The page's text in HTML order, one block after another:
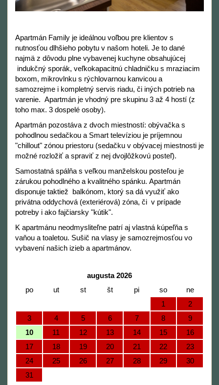
Apartmán Family je ideálnou voľbou pre klientov s
nutnosťou dlhšieho pobytu v našom hoteli. Je to dané
najmä z dôvodu plne vybavenej kuchyne obsahujúcej
indukčný sporák, veľkokapacitnú chladničku s mraziacim
boxom, mikrovlnku s rýchlovarnou kanvicou a
samozrejme i kompletný servis riadu, či iných potrieb na
varenie. Apartmán je vhodný pre skupinu 3 až 4 hostí (z
toho max. 3 dospelé osoby).
Apartmán pozostáva z dvoch miestností: obývačka s
pohodlnou sedačkou a Smart televíziou je príjemnou
"chillout" zónou priestoru (sedačku v obývacej miestnosti je
možné rozložiť a spraviť z nej dvojlôžkovú posteľ).
Samostatná spálňa s veľkou manželskou posteľou je
zárukou pohodlného a kvalitného spánku. Apartmán
disponuje taktiež balkónom, ktorý sa dá využiť ako
privátna oddychová (exteriérová) zóna, či v prípade
potreby i ako fajčiarsky "kútik".
K apartmánu neodmysliteľne patrí aj vlastná kúpeľňa s
vaňou a toaletou. Sušič na vlasy je samozrejmosťou vo
vybavení našich izieb a apartmánov.
augusta 2026
po
ut st št pi so
ne
1
2
3
4 5 6 7 8
9
10
11 12 13 14 15
16
17
18 19 20 21 22
23
24
25 26 27 28 29
30
31